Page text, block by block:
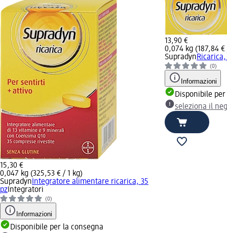
15,30 €
0,047 kg (325,53 € / 1 kg)
Supradyn Integratore alimentare ricarica, 35
pz Integratori
(0)
Informazioni
Disponibile per la consegna
13,90 €
0,074 kg (187,84 €
SupradynRicarica,
(0)
Informazioni
Disponibile
seleziona il